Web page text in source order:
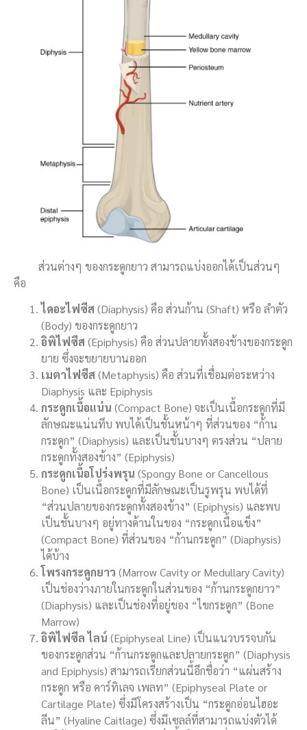
ส่วนต่างๆ ของกระดูกยาว สามารถแบ่งออกได้เป็นส่วนๆ
คือ
ไดอะไฟซีส (Diaphysis) คือ ส่วนก้าน (Shaft) หรือ ลำตัว
(Body) ของกระดูกยาว
อิพิไฟซีส (Epiphysis) คือ ส่วนปลายทั้งสองข้างของกระดูก
ยาย ซึ่งจะขยายบานออก
เมตาไฟซีส (Metaphysis) คือ ส่วนที่เชื่อมต่อระหว่าง
Diaphysis และ Epiphysis
กระดูกเนื้อแน่น (Compact Bone) จะเป็นเนื้อกระดูกที่มี
ลักษณะแน่นทึบ พบได้เป็นชั้นหน้าๆ ที่ส่วนของ “ก้าน
กระดูก” (Diaphysis) และเป็นชั้นบางๆ ตรงส่วน “ปลาย
กระดูกทั้งสองข้าง” (Epiphysis)
กระดูกเนื้อโปร่งพรุน (Spongy Bone or Cancellous
Bone) เป็นเนื้อกระดูกที่มีลักษณะเป็นรูพรุน พบได้ที่
“ส่วนปลายของกระดูกทั้งสองข้าง” (Epiphysis) และพบ
เป็นชั้นบางๆ อยู่ทางด้านในของ “กระดูกเนื้อแข็ง”
(Compact Bone) ที่ส่วนของ “ก้านกระดูก” (Diaphysis)
ได้บ้าง
โพรงกระดูกยาว (Marrow Cavity or Medullary Cavity)
เป็นช่องว่างภายในกระดูกในส่วนของ “ก้านกระดูกยาว”
(Diaphysis) และเป็นช่องที่อยู่ของ “ไขกระดูก” (Bone
Marrow)
อิพิไฟซีล ไลน์ (Epiphyseal Line) เป็นแนวบรรจบกัน
ของกระดูกส่วน “ก้านกระดูกและปลายกระดูก” (Diaphysis
and Epiphysis) สามารถเรียกส่วนนี้อีกชื่อว่า “แผ่นสร้าง
กระดูก หรือ คาร์ทิเลจ เพลท” (Epiphyseal Plate or
Cartilage Plate) ซึ่งมีโครงสร้างเป็น “กระดูกอ่อนไฮอะ
ลีน” (Hyaline Caitlage) ซึ่งมีเซลล์ที่สามารถแบ่งตัวได้